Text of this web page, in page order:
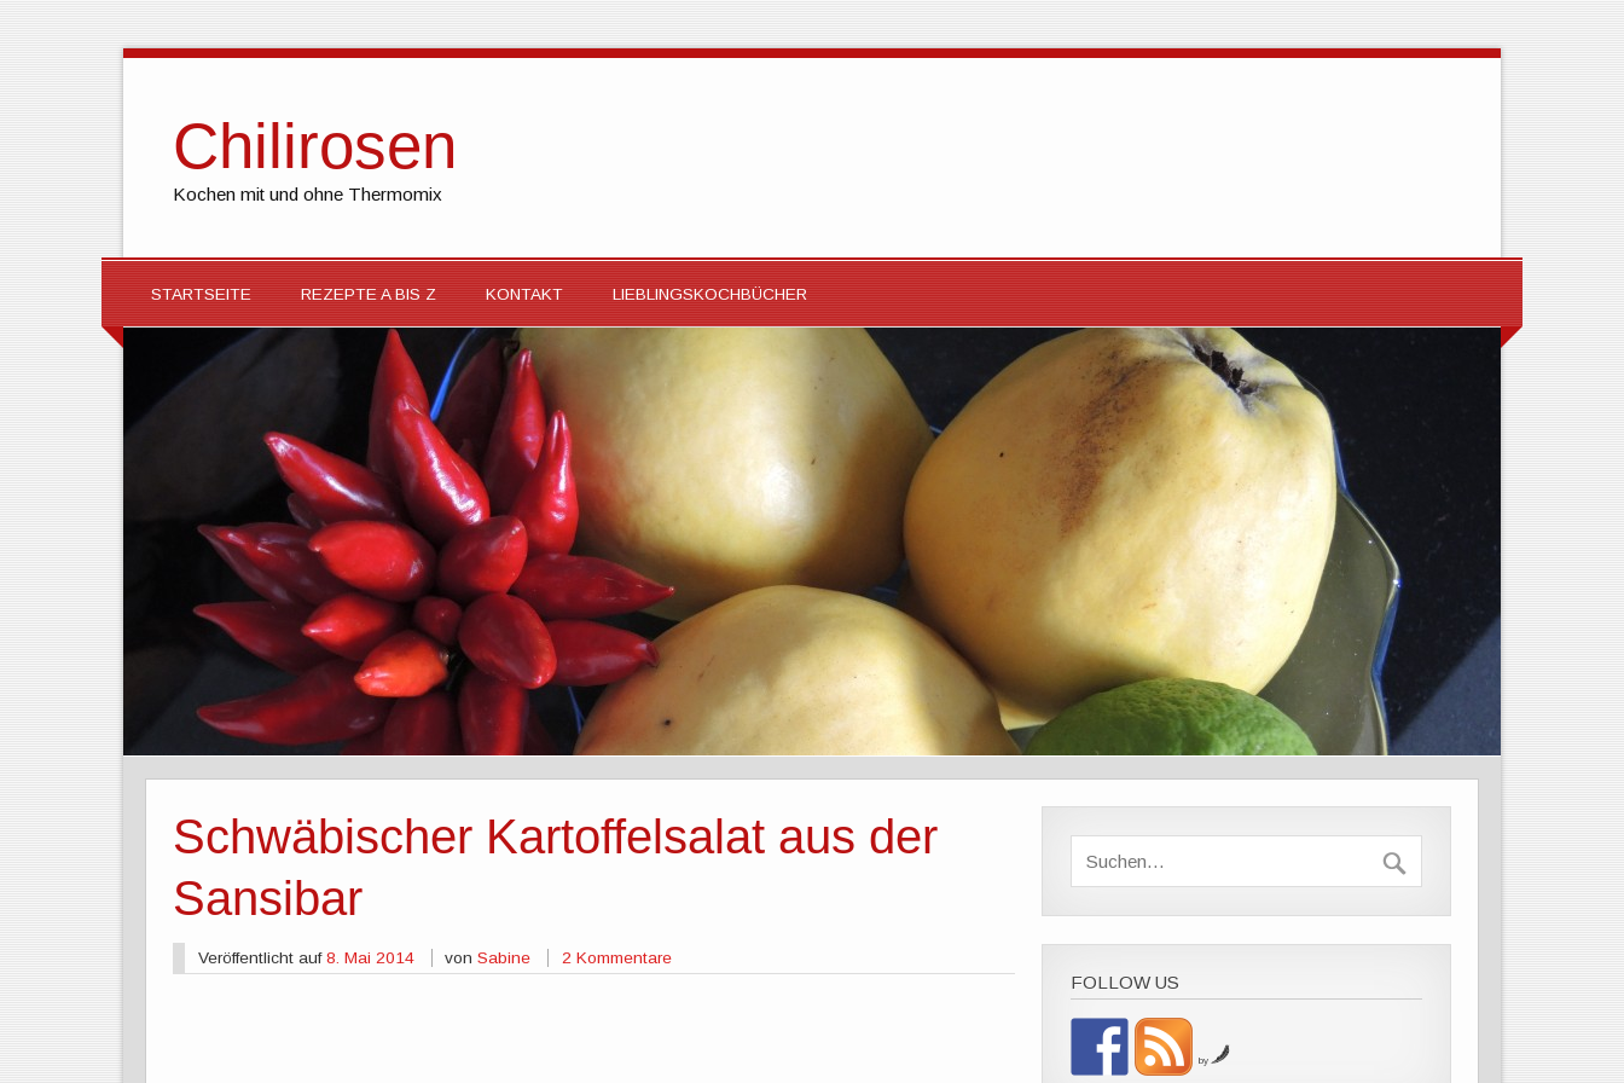
Chilirosen
Kochen mit und ohne Thermomix
STARTSEITE REZEPTE A BIS Z KONTAKT LIEBLINGSKOCHBÜCHER
Schwäbischer Kartoffelsalat aus der
Sansibar
Veröffentlicht auf 8. Mai 2014 vonSabine 2 Kommentare
FOLLOW US
by